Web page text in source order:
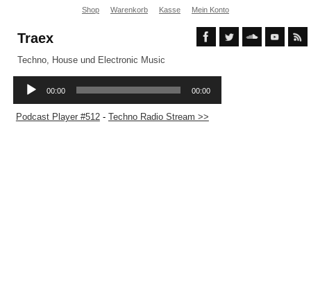
Shop Warenkorb Kasse Mein Konto
Traex
Techno, House und Electronic Music
Podcast Player #512- Techno Radio Stream >>